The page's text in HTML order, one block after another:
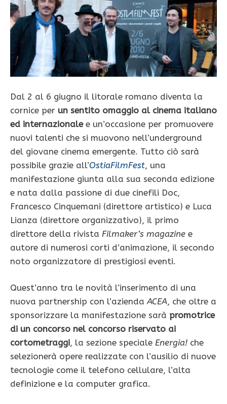
Dal 2 al 6 giugno il litorale romano diventa la
cornice per un sentito omaggio al cinema italiano
ed internazionalee un’occasione per promuovere
nuovi talenti che si muovono nell’underground
del giovane cinema emergente. Tutto ciò sarà
possibile grazie all’OstiaFilmFest, una
manifestazione giunta alla sua seconda edizione
e nata dalla passione di due cinefili Doc,
Francesco Cinquemani (direttore artistico) e Luca
Lianza (direttore organizzativo), il primo
direttore della rivista Filmaker’s magazine e
autore di numerosi corti d’animazione, il secondo
noto organizzatore di prestigiosi eventi.
Quest’anno tra le novità l’inserimento di una
nuova partnership con l’aziendaACEA, che oltre a
sponsorizzare la manifestazione sarà promotrice
di un concorso nel concorso riservato ai
cortometraggi, la sezione speciale Energia! che
selezionerà opere realizzate con l’ausilio di nuove
tecnologie come il telefono cellulare, l’alta
definizione e la computer grafica.